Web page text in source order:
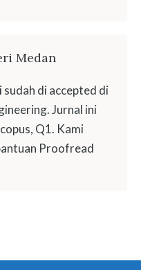
Medan
sudah di accepted di
Jurnal ini
Q1. Kami
Proofread